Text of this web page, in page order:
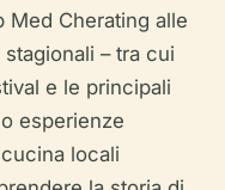
Med Cherating alle
– tra cui
e le principali
esperienze
locali